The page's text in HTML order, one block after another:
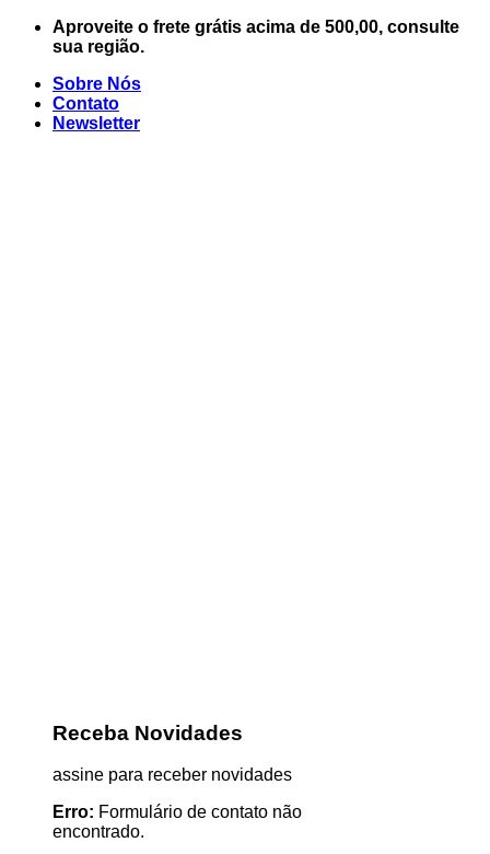
Skip
Aproveite o frete grátis acima de 500,00, consulte
sua região.
Sobre Nós
Contato
Newsletter
Receba Novidades
assine para receber novidades
Erro: Formulário de contato não
encontrado.